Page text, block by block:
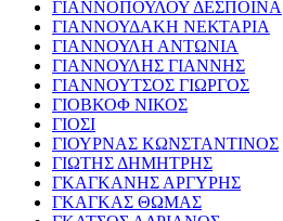
ΓΙΑΝΝΟΠΟΥΛΟΥ ΔΕΣΠΟΙΝΑ
ΓΙΑΝΝΟΥΔΑΚΗ ΝΕΚΤΑΡΙΑ
ΓΙΑΝΝΟΥΛΗ ΑΝΤΩΝΙΑ
ΓΙΑΝΝΟΥΛΗΣ ΓΙΑΝΝΗΣ
ΓΙΑΝΝΟΥΤΣΟΣ ΓΙΩΡΓΟΣ
ΓΙΟΒΚΟΦ ΝΙΚΟΣ
ΓΙΟΣΙ
ΓΙΟΥΡΝΑΣ ΚΩΝΣΤΑΝΤΙΝΟΣ
ΓΙΩΤΗΣ ΔΗΜΗΤΡΗΣ
ΓΚΑΓΚΑΝΗΣ ΑΡΓΥΡΗΣ
ΓΚΑΓΚΑΣ ΘΩΜΑΣ